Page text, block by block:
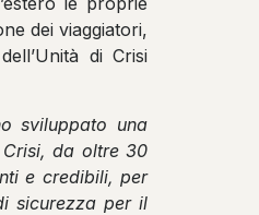
dei viaggiatori,
di Crisi
sviluppato una
Crisi, da oltre 30
e credibili, per
sicurezza per il